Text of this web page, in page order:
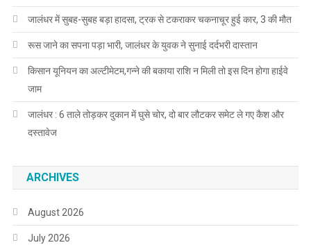
जालंधर में सुबह-सुबह बड़ा हादसा, ट्रक से टकराकर चकनाचूर हुई कार, 3 की मौत
रूस जाने का सपना पड़ा भारी, जालंधर के युवक ने सुनाई दर्दभरी दास्तान
किसान यूनियन का अल्टीमेटम,गन्ने की बकाया राशि न मिली तो इस दिन होगा हाईवे
जाम
जालंधर : 6 ताले तोड़कर दुकान में घुसे चोर, दो बार लौटकर समेट ले गए कैश और
दस्तावेज
ARCHIVES
August 2026
July 2026